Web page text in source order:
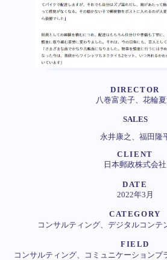
DIRECTOR
八巻富美子、花輪
SALES
永井康之、福田隆
CLIENT
日本郵政株式会社
DATE
2022年3月
CATEGORY
コンサルティング、デジタルコンテ
FIELD
コンサルティング、コミュニケーションプ